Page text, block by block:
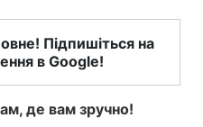
Підпишіться на
в Google!
де вам зручно!